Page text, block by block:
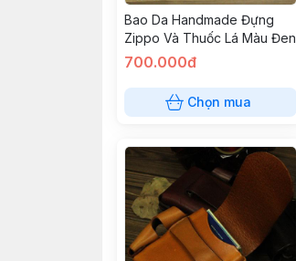
Bao Da Handmade Đựng
Zippo Và Thuốc Lá Màu Đen
700.000đ
Chọn mua